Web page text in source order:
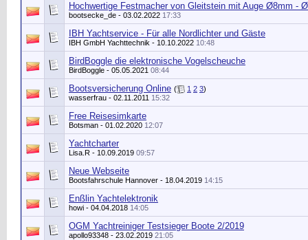
Hochwertige Festmacher von Gleitstein mit Auge Ø8mm -
bootsecke_de - 03.02.2022 17:33
IBH Yachtservice - Für alle Nordlichter und Gäste
IBH GmbH Yachttechnik - 10.10.2022 10:48
BirdBoggle die elektronische Vogelscheuche
BirdBoggle - 05.05.2021 08:44
Bootsversicherung Online ( 1 2 3)
wasserfrau - 02.11.2011 15:32
Free Reisesimkarte
Botsman - 01.02.2020 12:07
Yachtcharter
Lisa.R - 10.09.2019 09:57
Neue Webseite
Bootsfahrschule Hannover - 18.04.2019 14:15
Enßlin Yachtelektronik
howi - 04.04.2018 14:05
OGM Yachtreiniger Testsieger Boote 2/2019
apollo93348 - 23.02.2019 21:05